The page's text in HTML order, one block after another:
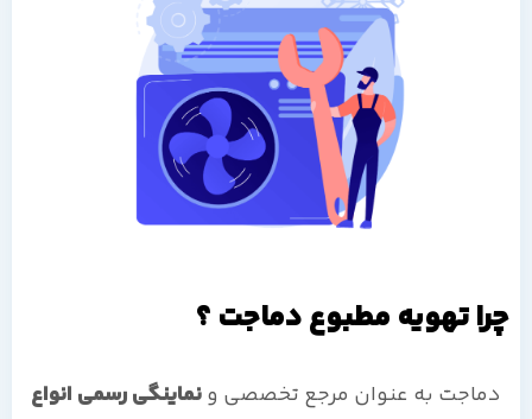
چرا تهویه مطبوع دماجت ؟
دماجت به عنوان مرجع تخصصی ونماینگی رسمی انواع